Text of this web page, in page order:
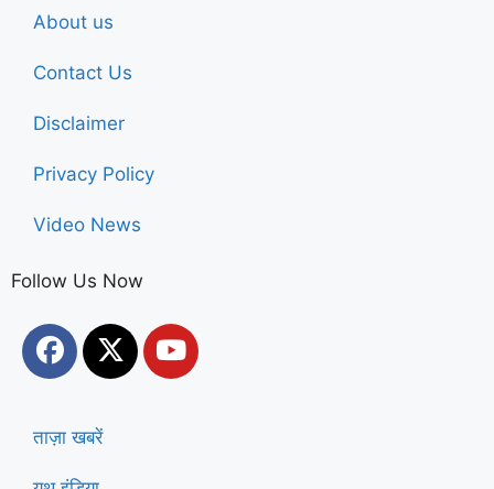
About us
Contact Us
Disclaimer
Privacy Policy
Video News
Follow Us Now
ताज़ा खबरें